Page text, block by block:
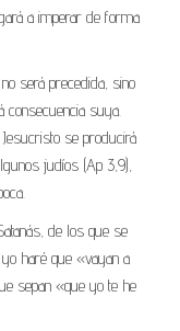
a imperar de forma
será precedida, sino
suya.
se producirá
judíos (Ap 3,9),
de los que se
haré que «vayan a
sepan «que yo te he